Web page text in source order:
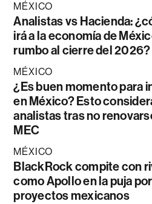
MÉXICO
Analistas vs Hacienda:
irá a la economía de
rumbo al cierre del 2026?
MÉXICO
¿Es buen momento para
en México? Esto
analistas tras no
MEC
MÉXICO
BlackRock compite con
como Apollo en la puja por
proyectos mexicanos